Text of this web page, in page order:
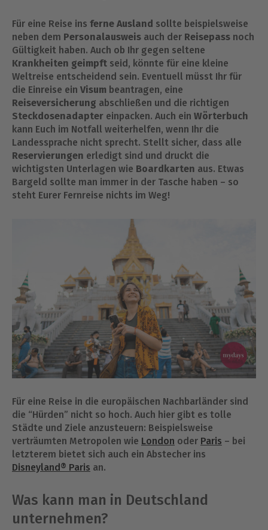
Für eine Reise ins ferne Ausland sollte beispielsweise
neben dem Personalausweis auch der Reisepass noch
Gültigkeit haben. Auch ob Ihr gegen seltene
Krankheiten geimpft seid, könnte für eine kleine
Weltreise entscheidend sein. Eventuell müsst Ihr für
die Einreise ein Visum beantragen, eine
Reiseversicherung abschließen und die richtigen
Steckdosenadapter einpacken. Auch ein Wörterbuch
kann Euch im Notfall weiterhelfen, wenn Ihr die
Landessprache nicht sprecht. Stellt sicher, dass alle
Reservierungen erledigt sind und druckt die
wichtigsten Unterlagen wie Boardkarten aus. Etwas
Bargeld sollte man immer in der Tasche haben – so
steht Eurer Fernreise nichts im Weg!
Für eine Reise in die europäischen Nachbarländer sind
die “Hürden” nicht so hoch. Auch hier gibt es tolle
Städte und Ziele anzusteuern: Beispielsweise
verträumten Metropolen wie London oder Paris – bei
letzterem bietet sich auch ein Abstecher ins
Disneyland® Paris an.
Was kann man in Deutschland
unternehmen?